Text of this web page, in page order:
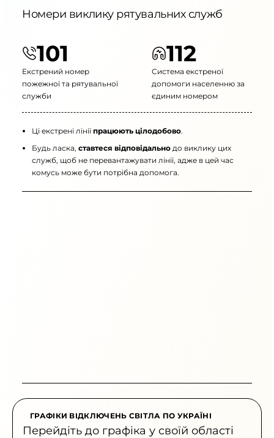
Номери виклику рятувальних служб
101
Екстрений номер
пожежної та рятувальної
служби
112
Система екстреної
допомоги населенню за
єдиним номером
Ці екстрені лінії працюють цілодобово.
Будь ласка, ставтеся відповідально до виклику цих
служб, щоб не перевантажувати лінії, адже в цей час
комусь може бути потрібна допомога.
ГРАФІКИ ВІДКЛЮЧЕНЬ СВІТЛА ПО УКРАЇНІ
Перейдіть до графіка у своїй області